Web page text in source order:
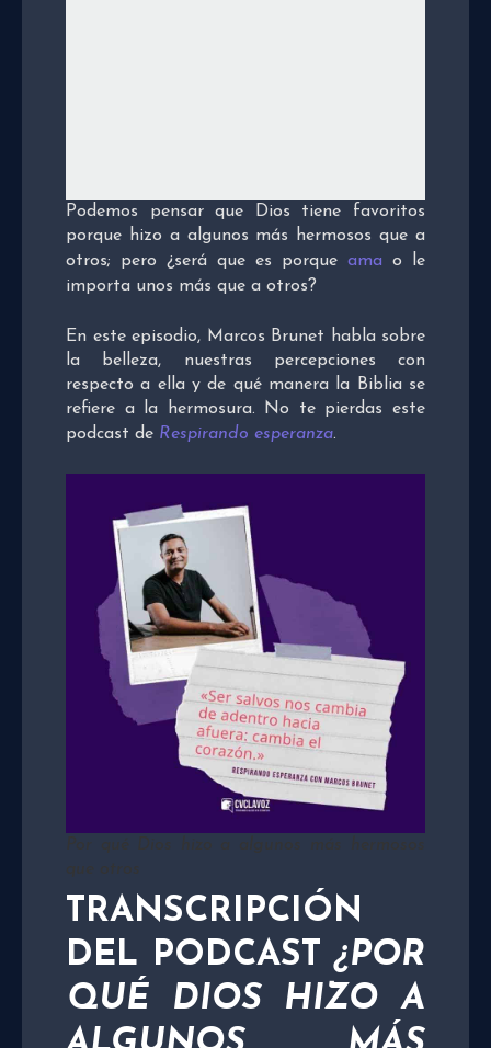
Podemos pensar que Dios tiene favoritos
porque hizo a algunos más hermosos que a
otros; pero ¿será que es porque ama o le
importa unos más que a otros?
En este episodio, Marcos Brunet habla sobre
la belleza, nuestras percepciones con
respecto a ella y de qué manera la Biblia se
refiere a la hermosura. No te pierdas este
podcast de Respirando esperanza.
TRANSCRIPCIÓN
DEL PODCAST¿POR
QUÉ DIOS HIZO A